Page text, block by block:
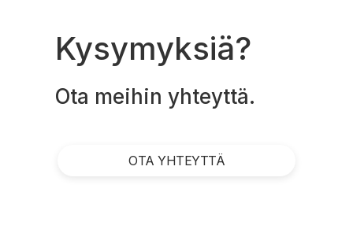
Kysymyksiä?
Ota meihin yhteyttä.
OTA YHTEYTTÄ